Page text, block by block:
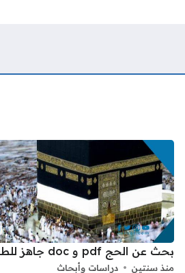
بحث عن الحج pdf و doc جاهز للطباعة
منذ سنتين دراسات وأبحاث